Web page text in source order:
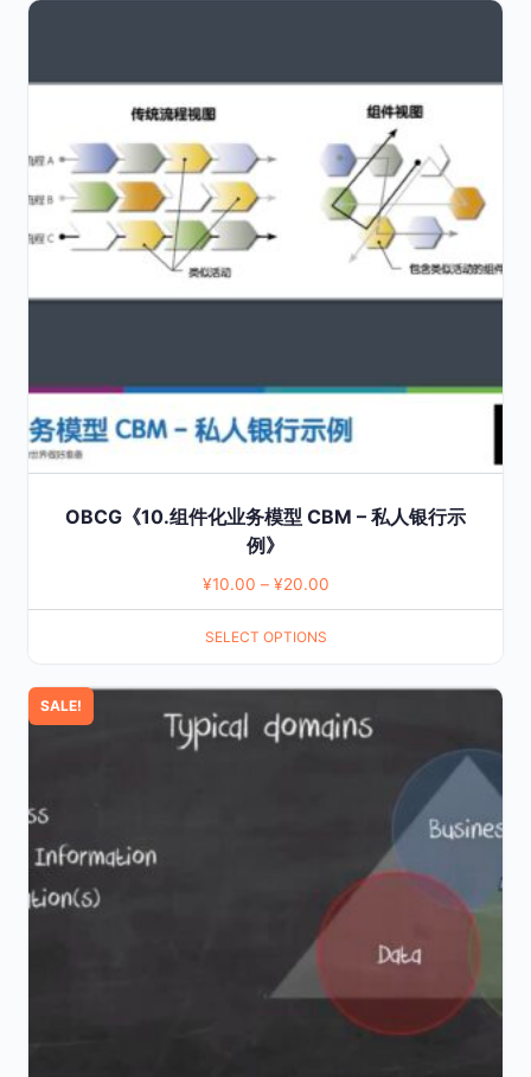
OBCG《10.组件化业务模型 CBM – 私人银行示
例》
¥10.00 – ¥20.00
SELECT OPTIONS
This
has
variants.
The
options
may
chosen
product
page
SALE!